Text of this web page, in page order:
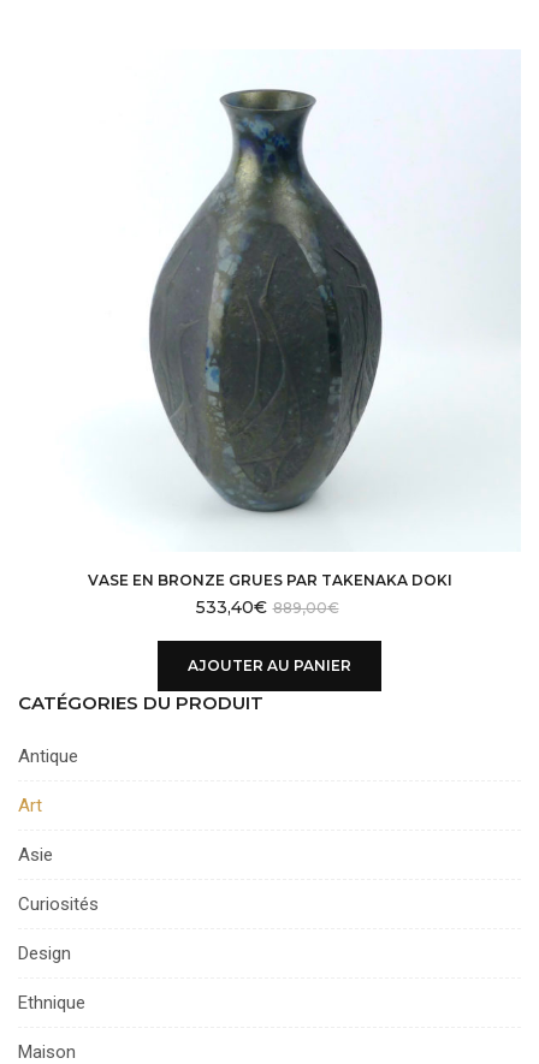
VASE EN BRONZE GRUES PAR TAKENAKA DOKI
889,00€
533,40€
AJOUTER AU PANIER
CATÉGORIES DU PRODUIT
Antique
Art
Asie
Curiosités
Design
Ethnique
Maison